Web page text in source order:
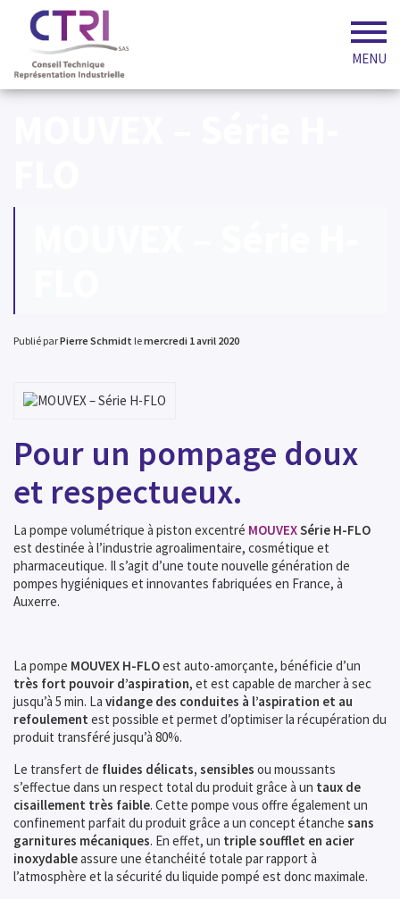
MENU
Publié parPierre Schmidt lemercredi 1 avril 2020
Pour un pompage doux
et respectueux.
La pompe volumétrique à piston excentré MOUVEXSérie H-FLO
est destinée à l’industrie agroalimentaire, cosmétique et
pharmaceutique. Il s’agit d’une toute nouvelle génération de
pompes hygiéniques et innovantes fabriquées en France, à
Auxerre.
La pompe MOUVEX H-FLOest auto-amorçante, bénéficie d’un
très fort pouvoir d’aspiration, et est capable de marcher à sec
jusqu’à 5 min. La vidange des conduites à l’aspiration et au
refoulement est possible et permet d’optimiser la récupération du
produit transféré jusqu’à 80%.
Le transfert de fluides délicats, sensibles ou moussants
s’effectue dans un respect total du produit grâce à un taux de
cisaillement très faible. Cette pompe vous offre également un
confinement parfait du produit grâce a un concept étanche sans
garnitures mécaniques. En effet, un triple soufflet en acier
inoxydableassure une étanchéité totale par rapport à
l’atmosphère et la sécurité du liquide pompé est donc maximale.